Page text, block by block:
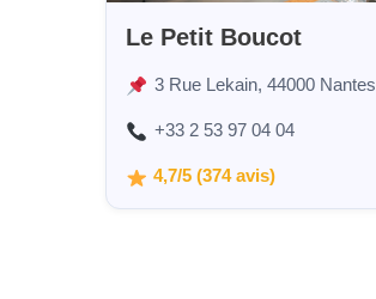
Le Petit Boucot
3 Rue Lekain, 44000 Nantes
+33 2 53 97 04 04
4,7/5 (374 avis)